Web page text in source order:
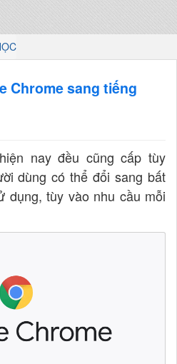
Chrome sang tiếng
nay đều cũng cấp tùy
dùng có thể đổi sang bất
dụng, tùy vào nhu cầu mỗi